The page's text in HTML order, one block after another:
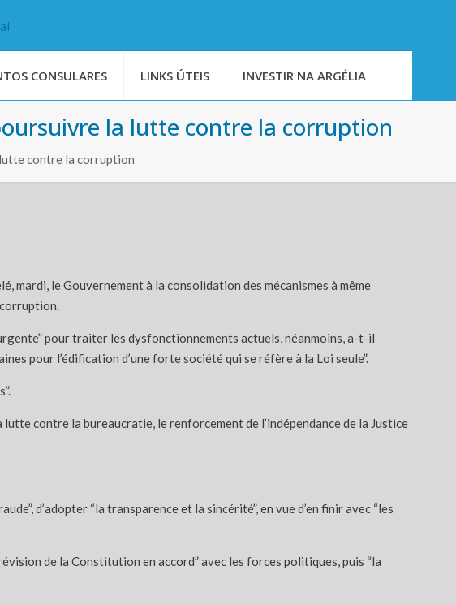
CONSULARES LINKS ÚTEIS INVESTIR NA ARGÉLIA
la lutte contre la corruption
contre la corruption
mardi, le Gouvernement à la consolidation des mécanismes à même
pour traiter les dysfonctionnements actuels, néanmoins, a-t-il
pour l’édification d’une forte société qui se réfère à la Loi seule”.
contre la bureaucratie, le renforcement de l’indépendance de la Justice
d’adopter “la transparence et la sincérité”, en vue d’en finir avec “les
de la Constitution en accord” avec les forces politiques, puis “la